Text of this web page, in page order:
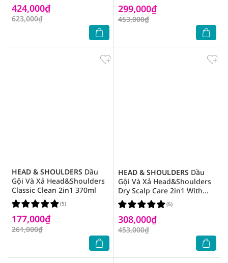
424,000₫
623,000₫
299,000₫
453,000₫
HEAD & SHOULDERS Dầu
Gội Và Xả Head&Shoulders
Classic Clean 2in1 370ml
177,000₫
261,000₫
(5)
HEAD & SHOULDERS Dầu
Gội Và Xả Head&Shoulders
Dry Scalp Care 2in1 With
Almond Oil Với Dầu Hạnh
Nhân 613ml
308,000₫
453,000₫
(5)